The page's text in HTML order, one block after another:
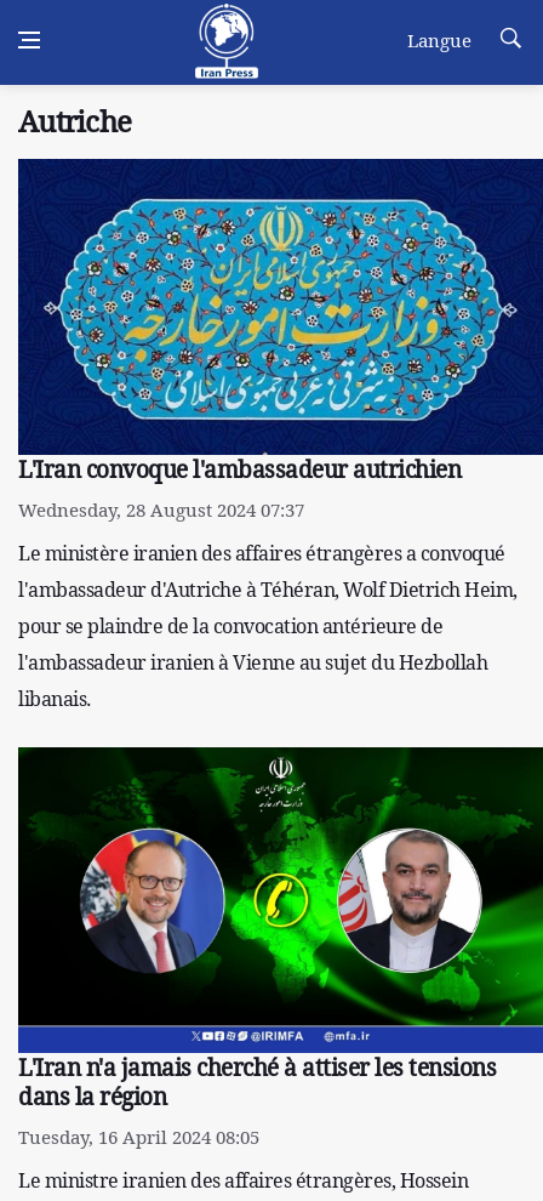
Langue
Autriche
L'Iran convoque l'ambassadeur autrichien
Wednesday, 28 August 2024 07:37
Le ministère iranien des affaires étrangères a convoqué
l'ambassadeur d'Autriche à Téhéran, Wolf Dietrich Heim,
pour se plaindre de la convocation antérieure de
l'ambassadeur iranien à Vienne au sujet du Hezbollah
libanais.
L'Iran n'a jamais cherché à attiser les tensions
dans la région
Tuesday, 16 April 2024 08:05
Le ministre iranien des affaires étrangères, Hossein